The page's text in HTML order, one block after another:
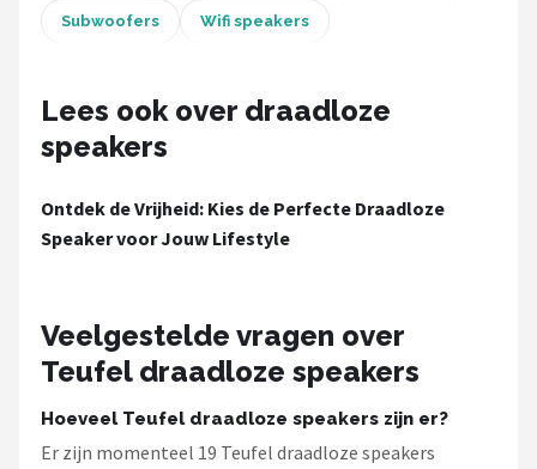
Subwoofers Wifi speakers
Lees ook over draadloze
speakers
Ontdek de Vrijheid: Kies de Perfecte Draadloze
Speaker voor Jouw Lifestyle
Veelgestelde vragen over
Teufel draadloze speakers
Hoeveel Teufel draadloze speakers zijn er?
Er zijn momenteel 19 Teufel draadloze speakers